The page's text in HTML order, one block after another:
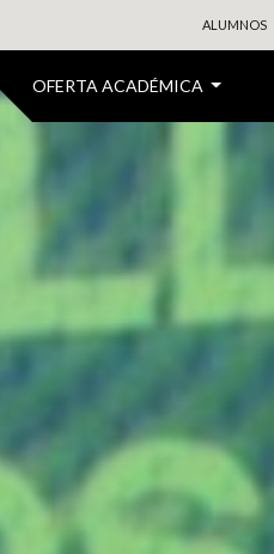
OFERTA ACADÉMICA
ALUMNOS